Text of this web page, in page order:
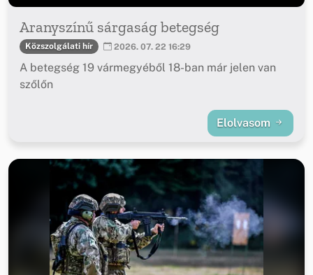
Aranyszínű sárgaság betegség
Közszolgálati hír 2026. 07. 22 16:29
A betegség 19 vármegyéből 18-ban már jelen van
szőlőn
Elolvasom